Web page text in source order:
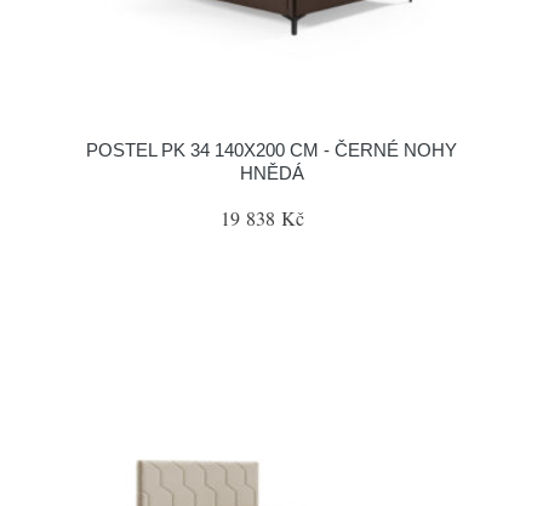
POSTEL PK 34 140X200 CM - ČERNÉ NOHY
HNĚDÁ
19 838 Kč